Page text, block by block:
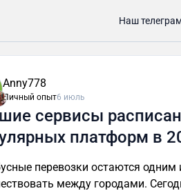
Наш
Anny778
Личный опыт6 июль
сервисы
платформ в
перевозки остаются
между городами.